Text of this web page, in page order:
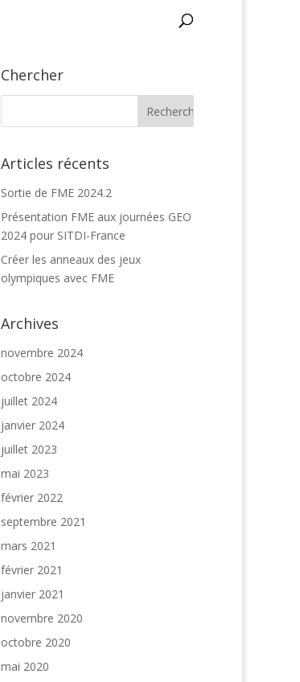
Chercher
Articles récents
Sortie de FME 2024.2
Présentation FME aux journées GEO
2024 pour SITDI-France
Créer les anneaux des jeux
olympiques avec FME
Archives
novembre 2024
octobre 2024
juillet 2024
janvier 2024
juillet 2023
mai 2023
février 2022
septembre 2021
mars 2021
février 2021
janvier 2021
novembre 2020
octobre 2020
mai 2020